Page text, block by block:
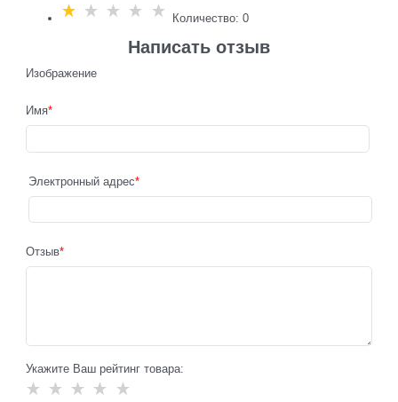
Количество: 0
Написать отзыв
Изображение
Имя
Электронный адрес
Отзыв
Укажите Ваш рейтинг товара: